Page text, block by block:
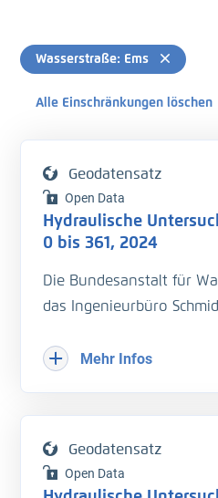
Wasserstraße: Ems
Alle Einschränkungen löschen
Geodatensatz
Open Data
Hydraulische
0 bis 361, 2024
Die Bundesanstalt für
das Ingenieurbüro
bei vier Wasserständen
Durchflussmengen an
Mehr Infos
Geodatensatz
Open Data